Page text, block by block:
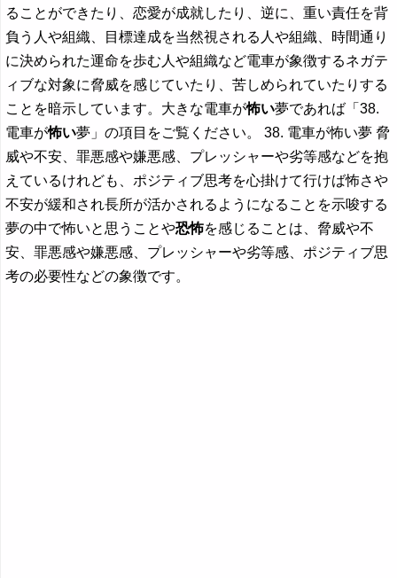
ることができたり、恋愛が成就したり、逆に、重い責任を背
負う人や組織、目標達成を当然視される人や組織、時間通り
に決められた運命を歩む人や組織など電車が象徴するネガテ
ィブな対象に脅威を感じていたり、苦しめられていたりする
ことを暗示しています。大きな電車が怖い夢であれば「38.
電車が怖い夢」の項目をご覧ください。 38. 電車が怖い夢 脅
威や不安、罪悪感や嫌悪感、プレッシャーや劣等感などを抱
えているけれども、ポジティブ思考を心掛けて行けば怖さや
不安が緩和され長所が活かされるようになることを示唆する
夢の中で怖いと思うことや恐怖を感じることは、脅威や不
安、罪悪感や嫌悪感、プレッシャーや劣等感、ポジティブ思
考の必要性などの象徴です。